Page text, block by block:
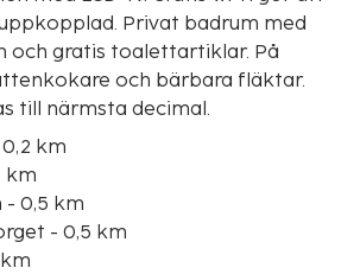
Privat badrum med
och gratis toalettartiklar. På
och bärbara fläktar.
till närmsta decimal.
km
km
- 0,5 km
- 0,5 km